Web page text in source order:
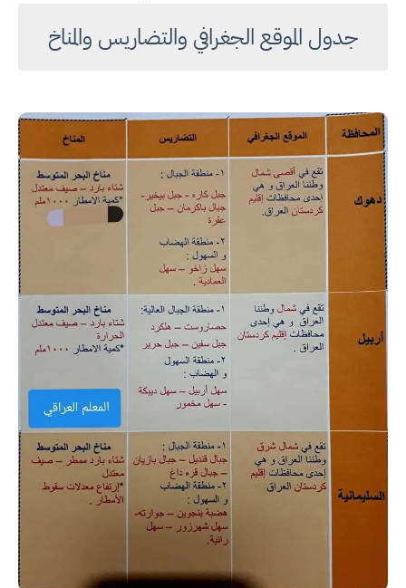
جدول الموقع الجغرافي والتضاريس والمناخ